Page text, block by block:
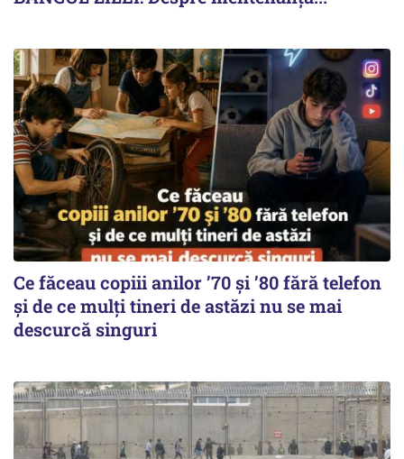
Ce făceau copiii anilor ’70 și ’80 fără telefon
și de ce mulți tineri de astăzi nu se mai
descurcă singuri